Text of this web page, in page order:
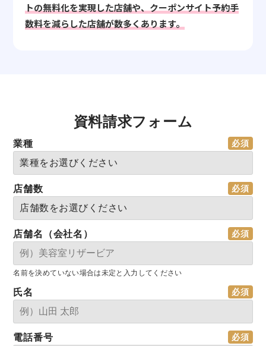
トの無料化を実現した店舗や、クーポンサイト予約手
数料を減らした店舗が数多くあります。
資料請求フォーム
業種
店舗数
店舗名（会社名）
名前を決めていない場合は未定と入力してください
氏名
電話番号